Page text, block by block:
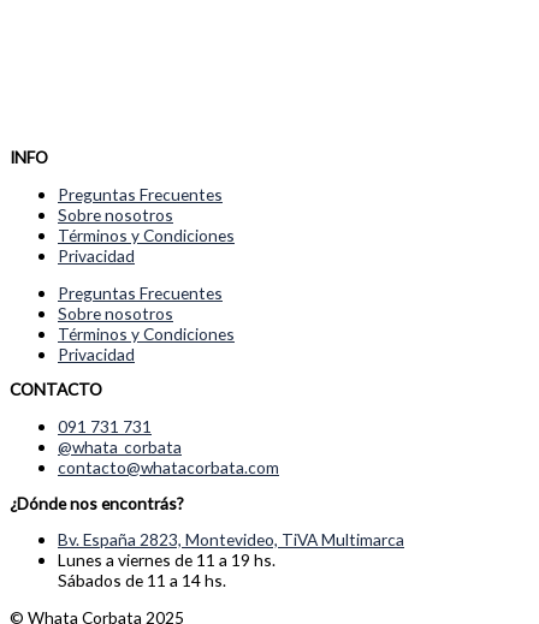
INFO
Preguntas Frecuentes
Sobre nosotros
Términos y Condiciones
Privacidad
Preguntas Frecuentes
Sobre nosotros
Términos y Condiciones
Privacidad
CONTACTO
091 731 731
@whata_corbata
contacto@whatacorbata.com
¿Dónde nos encontrás?
Bv. España 2823, Montevideo, TiVA Multimarca
Lunes a viernes de 11 a 19 hs.
Sábados de 11 a 14 hs.
© Whata Corbata 2025